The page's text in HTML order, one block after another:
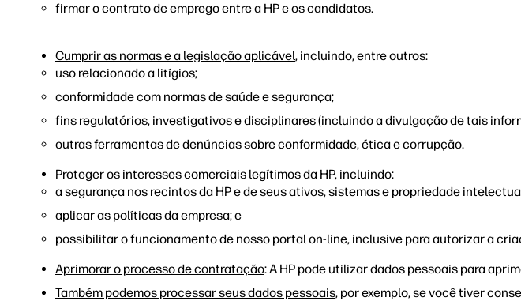
firmar o contrato de emprego entre a HP e os candidatos.
Cumprir as normas e a legislação aplicável, incluindo, entre outros:
uso relacionado a litígios;
conformidade com normas de saúde e segurança;
fins regulatórios, investigativos e disciplinares (incluindo a divulgação de tais
outras ferramentas de denúncias sobre conformidade, ética e corrupção.
Proteger os interesses comerciais legítimos da HP, incluindo:
a segurança nos recintos da HP e de seus ativos, sistemas e propriedade
aplicar as políticas da empresa; e
possibilitar o funcionamento de nosso portal on-line, inclusive para autorizar a
Aprimorar o processo de contratação: A HP pode utilizar dados pessoais para
Também podemos processar seus dados pessoais, por exemplo, se você tiver